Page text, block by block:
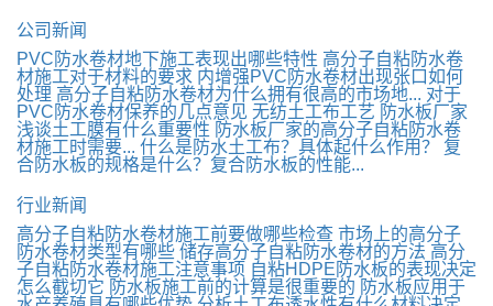
公司新闻
PVC防水卷材地下施工表现出哪些特性 高分子自粘防水卷
材施工对于材料的要求 内增强PVC防水卷材出现张口如何
处理 高分子自粘防水卷材为什么拥有很高的市场地... 对于
PVC防水卷材保养的几点意见 无纺土工布工艺 防水板厂家
浅谈土工膜有什么重要性 防水板厂家的高分子自粘防水卷
材施工时需要... 什么是防水土工布？具体起什么作用？
复
合防水板的规格是什么？复合防水板的性能...
行业新闻
高分子自粘防水卷材施工前要做哪些检查 市场上的高分子
防水卷材类型有哪些 储存高分子自粘防水卷材的方法 高分
子自粘防水卷材施工注意事项 自粘HDPE防水板的表现决定
怎么截切它 防水板施工前的计算是很重要的 防水板应用于